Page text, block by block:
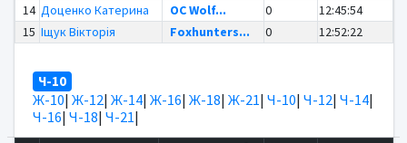
14 Доценко Катерина OC Wolf... 0
12:45:54
15 Іщук Вікторія Foxhunters... 0 12:52:22
Ч-10
Ж-10| Ж-12| Ж-14| Ж-16| Ж-18| Ж-21| Ч-10| Ч-12| Ч-14|
Ч-16| Ч-18| Ч-21|